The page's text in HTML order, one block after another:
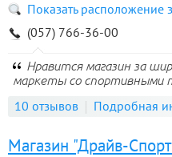
Показать расположение
(057) 766-36-00
Нравится магазин за
маркеты со спортивными
10 отзывов Подробная
Магазин "Драйв-